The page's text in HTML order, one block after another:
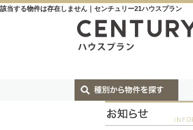
該当する物件は存在しません｜センチュリー21ハウスプラン